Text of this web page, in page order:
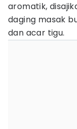
aromatik,
daging masak
dan acar tigu.